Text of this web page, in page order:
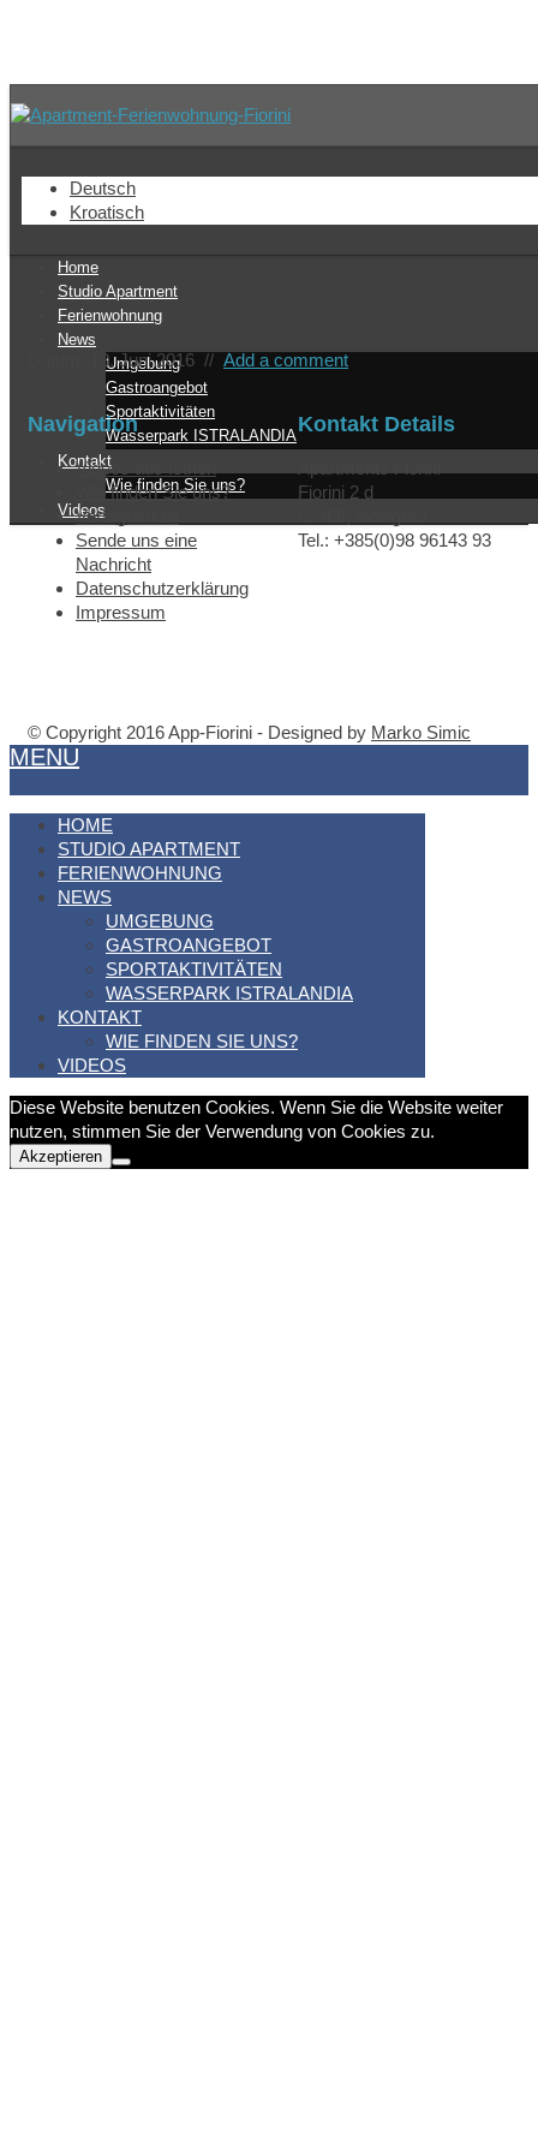
terrasse
Deutsch
Kroatisch
Home
Studio Apartment
Ferienwohnung
News
Umgebung
Gastroangebot
Sportaktivitäten
Wasserpark ISTRALANDIA
Kontakt
Wie finden Sie uns?
Videos
Datum: 13. Juni 2016 // Add a comment
Navigation
Videos aus Istrien
Wie finden Sie uns?
Verfügbarkeit
Sende uns eine
Nachricht
Datenschutzerklärung
Impressum
Kontakt Details
Fjorini 2 d
Tel.: +385(0)98 96143 93
© Copyright 2016 App-Fiorini - Designed by Marko Simic
MENU
HOME
STUDIO APARTMENT
FERIENWOHNUNG
NEWS
UMGEBUNG
GASTROANGEBOT
SPORTAKTIVITÄTEN
WASSERPARK ISTRALANDIA
KONTAKT
WIE FINDEN SIE UNS?
VIDEOS
Diese Website benutzen Cookies. Wenn Sie die Website weiter
nutzen, stimmen Sie der Verwendung von Cookies zu.
Akzeptieren